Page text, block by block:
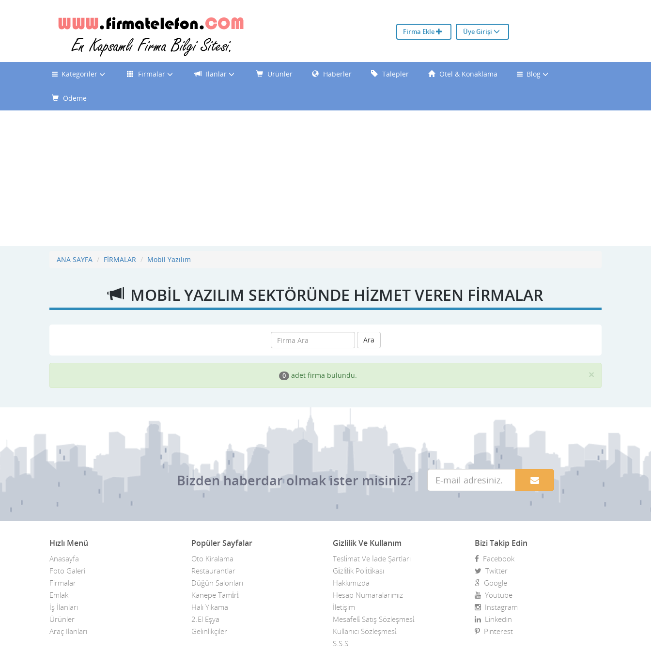
Firma Ekle Üye Girişi
Kategoriler Firmalar İlanlar Ürünler Haberler Talepler Otel & Konaklama Blog
Ödeme
ANA SAYFA FİRMALAR Mobil Yazılım
MOBIL YAZILIM SEKTÖRÜNDE HİZMET VEREN FİRMALAR
Ara
×
0 adet firma bulundu.
Bizden haberdar olmak ister misiniz?
Hızlı Menü
Anasayfa
Foto Galeri
Firmalar
Emlak
İş İlanları
Ürünler
Araç İlanları
Popüler Sayfalar
Oto Kiralama
Restaurantlar
Düğün Salonları
Kanepe Tami̇ri̇
Halı Yıkama
2.El Eşya
Gelinlikçiler
Gizlilik Ve Kullanım
Tesli̇mat Ve İade Şartları
Gi̇zli̇li̇k Poli̇ti̇kası
Hakkımızda
Hesap Numaralarımız
İletişim
Mesafeli̇ Satış Sözleşmesi̇
Kullanıcı Sözleşmesi̇
S.S.S
Bizi Takip Edin
Facebook
Twitter
Google
Youtube
Instagram
Linkedin
Pinterest